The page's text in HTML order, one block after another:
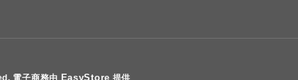
EasyStore